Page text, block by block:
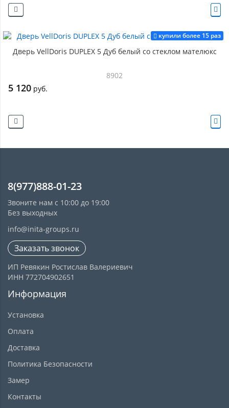
купили более 15 раз
Дверь VellDoris DUPLEX 5 Дуб белый со стеклом мателюкс
8902
5 120 руб.
8(977)888-01-23
Звоните нам с 10:00 до 19:00
Без выходных
info@inita-groups.ru
Заказать звонок
ИП Ревякин Ростислав Валериевич
ИНН 772704902651
Информация
Установка
Оплата
Доставка
Политика Безопасности
Замер
Контакты